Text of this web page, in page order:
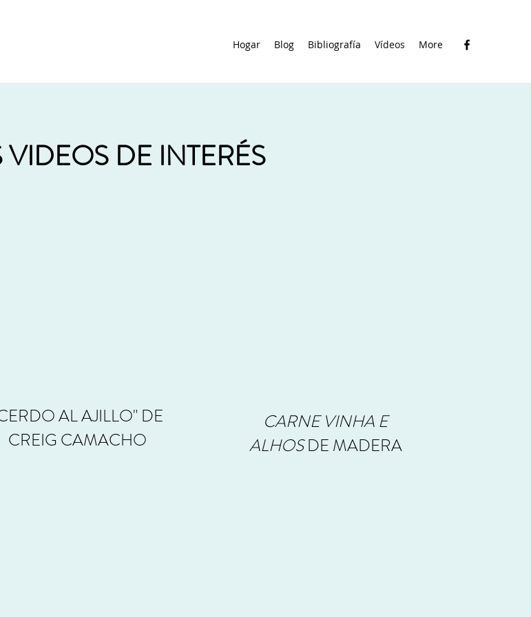
Hogar Blog Bibliografía Vídeos More
DE INTERÉS
AL AJILLO" DE
CREIG CAMACHO
CARNE VINHA E
ALHOSDE MADERA